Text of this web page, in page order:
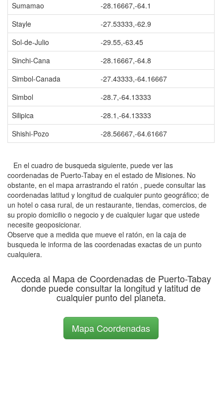
Sumamao
-28.16667,-64.1
Stayle
-27.53333,-62.9
Sol-de-Julio
-29.55,-63.45
Sinchi-Cana
-28.16667,-64.8
Simbol-Canada
-27.43333,-64.16667
Simbol
-28.7,-64.13333
Silipica
-28.1,-64.13333
Shishi-Pozo
-28.56667,-64.61667
En el cuadro de busqueda siguiente, puede ver las
coordenadas de Puerto-Tabay en el estado de Misiones. No
obstante, en el mapa arrastrando el ratón , puede consultar las
coordenadas latitud y longitud de cualquier punto geográfico; de
un hotel o casa rural, de un restaurante, tiendas, comercios, de
su propio domicilio o negocio y de cualquier lugar que ustede
necesite geoposicionar.
Observe que a medida que mueve el ratón, en la caja de
busqueda le informa de las coordenadas exactas de un punto
cualquiera.
Acceda al Mapa de Coordenadas de Puerto-Tabay
donde puede consultar la longitud y latitud de
cualquier punto del planeta.
Mapa Coordenadas